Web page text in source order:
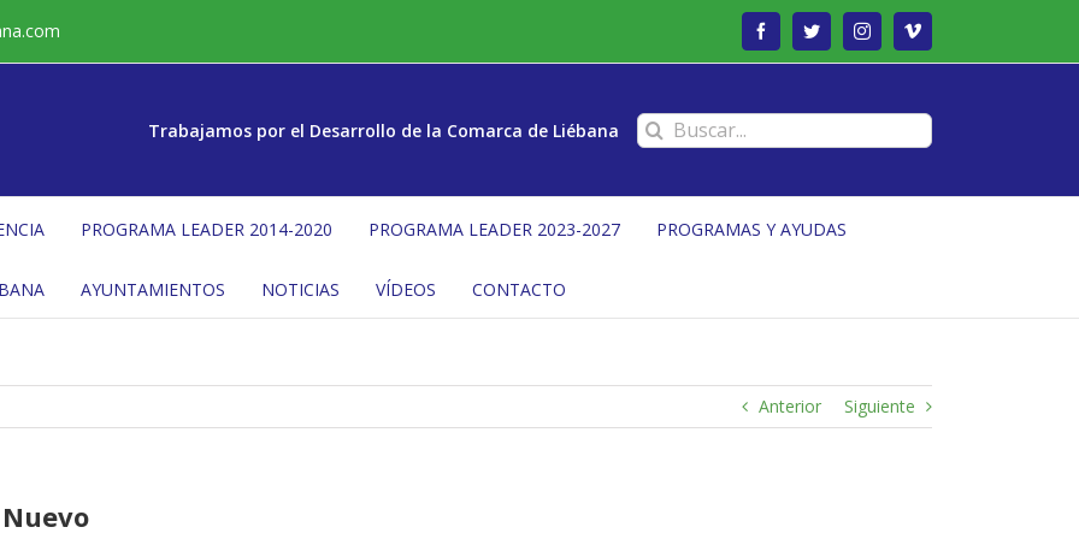
FacebookTwitterInstagramVimeo
Trabajamos por el Desarrollo de la Comarca de Liébana Buscar:
PROGRAMA LEADER 2014-2020 PROGRAMA LEADER 2023-2027 PROGRAMAS Y AYUDAS
AYUNTAMIENTOS NOTICIAS VÍDEOS CONTACTO
Anterior Siguiente